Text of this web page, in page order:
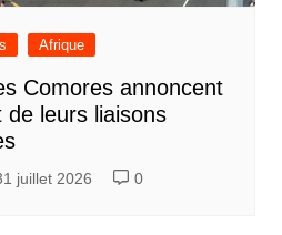
Afrique
Comores annoncent
de leurs liaisons
juillet 2026 0